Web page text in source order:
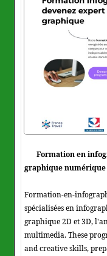
Formation en
graphique numérique
Formation-en-
spécialisées en
graphique 2D et 3D,
multimedia. These
and creative skills,